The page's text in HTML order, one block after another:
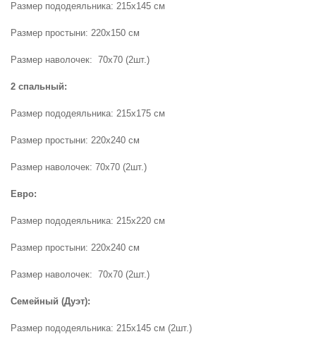
Размер пододеяльника: 215х145 см
Размер простыни: 220х150 см
Размер наволочек: 70х70 (2шт.)
2 спальный:
Размер пододеяльника: 215х175 см
Размер простыни: 220х240 см
Размер наволочек: 70х70 (2шт.)
Евро:
Размер пододеяльника: 215х220 см
Размер простыни: 220х240 см
Размер наволочек: 70х70 (2шт.)
Семейный (Дуэт):
Размер пододеяльника: 215х145 см (2шт.)